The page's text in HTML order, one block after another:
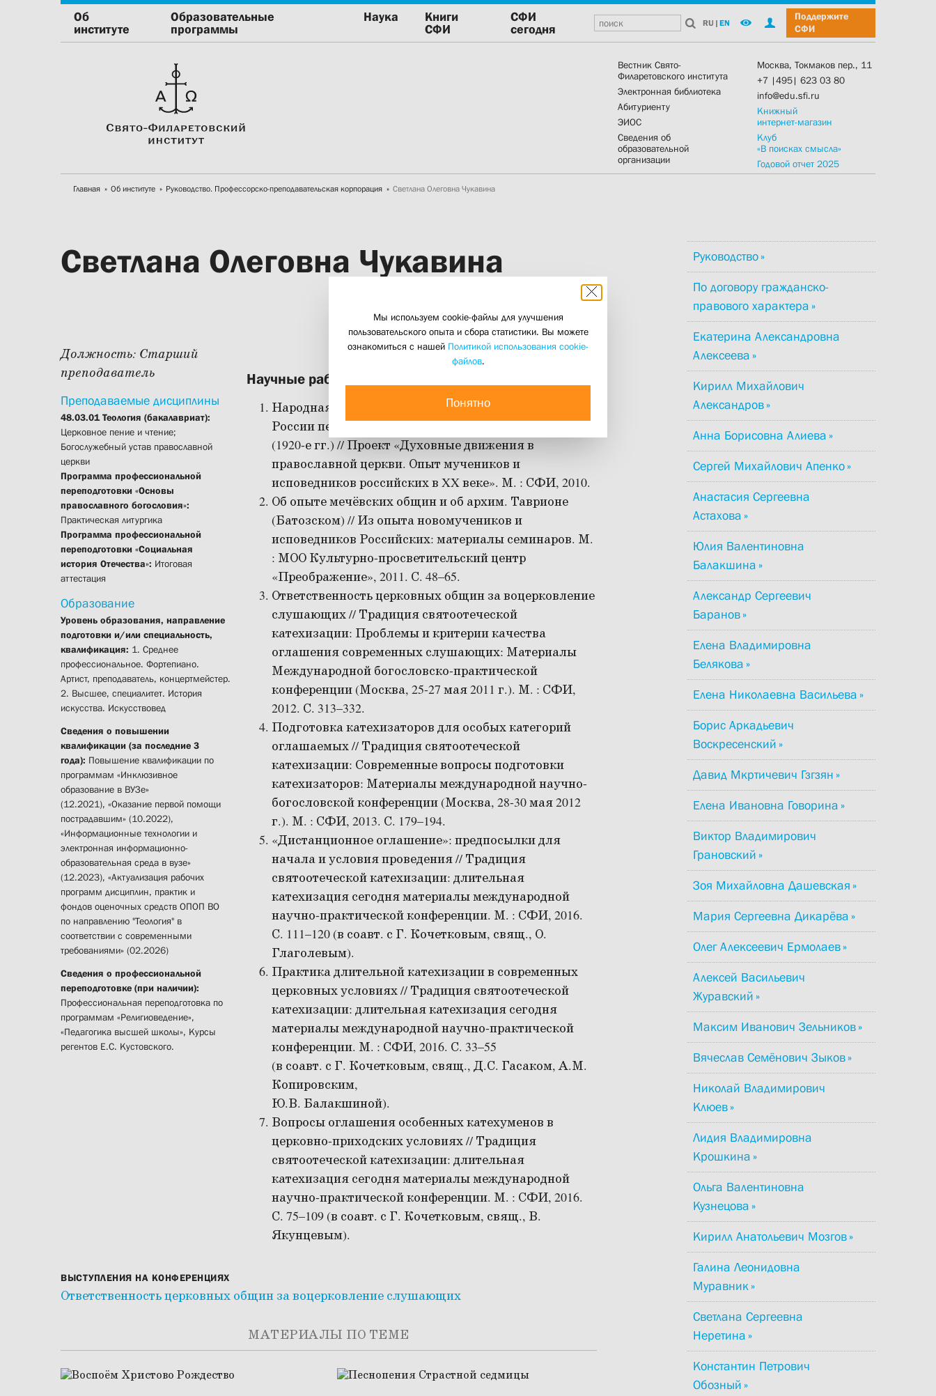
Об
институте
Образовательные
программы
Наука
Книги
СФИ
СФИ
сегодня
RU | EN
Поддержите
СФИ
Вестник Свято-
Филаретовского института
Электронная библиотека
Абитуриенту
ЭИОС
Сведения об
образовательной
организации
Москва, Токмаков пер., 11
+7 |495| 623 03 80
info@edu.sfi.ru
Книжный
интернет-магазин
Клуб
«В поисках смысла»
Годовой отчет 2025
Главная Об институте Руководство. Профессорско-преподавательская корпорация Светлана Олеговна Чукавина
Светлана Олеговна Чукавина
Должность: Старший
преподаватель
Преподаваемые дисциплины
48.03.01 Теология (бакалавриат):
Церковное пение и чтение;
Богослужебный устав православной
церкви
Программа профессиональной
переподготовки «Основы
православного богословия»:
Практическая литургика
Программа профессиональной
переподготовки «Социальная
история Отечества»: Итоговая
аттестация
Образование
Уровень образования, направление
подготовки и/или специальность,
квалификация: 1. Среднее
профессиональное. Фортепиано.
Артист, преподаватель, концертмейстер.
2. Высшее, специалитет. История
искусства. Искусствовед
Сведения о повышении
квалификации (за последние 3
года): Повышение квалификации по
программам «Инклюзивное
образование в ВУЗе»
(12.2021), «Оказание первой помощи
пострадавшим» (10.2022),
«Информационные технологии и
электронная информационно-
образовательная среда в вузе»
(12.2023), «Актуализация рабочих
программ дисциплин, практик и
фондов оценочных средств ОПОП ВО
по направлению "Теология" в
соответствии с современными
требованиями» (02.2026)
Сведения о профессиональной
переподготовке (при наличии):
Профессиональная переподготовка по
программам «Религиоведение»,
«Педагогика высшей школы», Курсы
регентов Е.С. Кустовского.
Научные работы
Народная религиозность и духовные движения в
России первого послереволюционного десятилетия
(1920-е гг.) // Проект «Духовные движения в
православной церкви. Опыт мучеников и
исповедников российских в XX веке». М. : СФИ, 2010.
Об опыте мечёвских общин и об архим. Таврионе
(Батозском) // Из опыта новомучеников и
исповедников Российских: материалы семинаров. М.
: МОО Культурно-просветительский центр
«Преображение», 2011. С. 48–65.
Ответственность церковных общин за воцерковление
слушающих // Традиция святоотеческой
катехизации: Проблемы и критерии качества
оглашения современных слушающих: Материалы
Международной богословско-практической
конференции (Москва, 25-27 мая 2011 г.). М. : СФИ,
2012. С. 313–332.
Подготовка катехизаторов для особых категорий
оглашаемых // Традиция святоотеческой
катехизации: Современные вопросы подготовки
катехизаторов: Материалы международной научно-
богословской конференции (Москва, 28-30 мая 2012
г.). М. : СФИ, 2013. С. 179–194.
«Дистанционное оглашение»: предпосылки для
начала и условия проведения // Традиция
святоотеческой катехизации: длительная
катехизация сегодня материалы международной
научно-практической конференции. М. : СФИ, 2016.
С. 111–120 (в соавт. с Г. Кочетковым, свящ., О.
Глаголевым).
Практика длительной катехизации в современных
церковных условиях // Традиция святоотеческой
катехизации: длительная катехизация сегодня
материалы международной научно-практической
конференции. М. : СФИ, 2016. С. 33–55
(в соавт. с Г. Кочетковым, свящ., Д.С. Гасаком, А.М.
Копировским,
Ю.В. Балакшиной).
Вопросы оглашения особенных катехуменов в
церковно-приходских условиях // Традиция
святоотеческой катехизации: длительная
катехизация сегодня материалы международной
научно-практической конференции. М. : СФИ, 2016.
С. 75–109 (в соавт. с Г. Кочетковым, свящ., В.
Якунцевым).
ВЫСТУПЛЕНИЯ НА КОНФЕРЕНЦИЯХ
Ответственность церковных общин за воцерковление слушающих
МАТЕРИАЛЫ ПО ТЕМЕ
Руководство
По договору гражданско-
правового характера
Екатерина Александровна
Алексеева
Кирилл Михайлович
Александров
Анна Борисовна Алиева
Сергей Михайлович Апенко
Анастасия Сергеевна
Астахова
Юлия Валентиновна
Балакшина
Александр Сергеевич
Баранов
Елена Владимировна
Белякова
Елена Николаевна Васильева
Борис Аркадьевич
Воскресенский
Давид Мкртичевич Гзгзян
Елена Ивановна Говорина
Виктор Владимирович
Грановский
Зоя Михайловна Дашевская
Мария Сергеевна Дикарёва
Олег Алексеевич Ермолаев
Алексей Васильевич
Журавский
Максим Иванович Зельников
Вячеслав Семёнович Зыков
Николай Владимирович
Клюев
Лидия Владимировна
Крошкина
Ольга Валентиновна
Кузнецова
Кирилл Анатольевич Мозгов
Галина Леонидовна
Муравник
Светлана Сергеевна
Неретина
Константин Петрович
Обозный
Мы используем cookie-файлы для улучшения
пользовательского опыта и сбора статистики. Вы можете
ознакомиться с нашей Политикой использования cookie-
файлов.
Понятно